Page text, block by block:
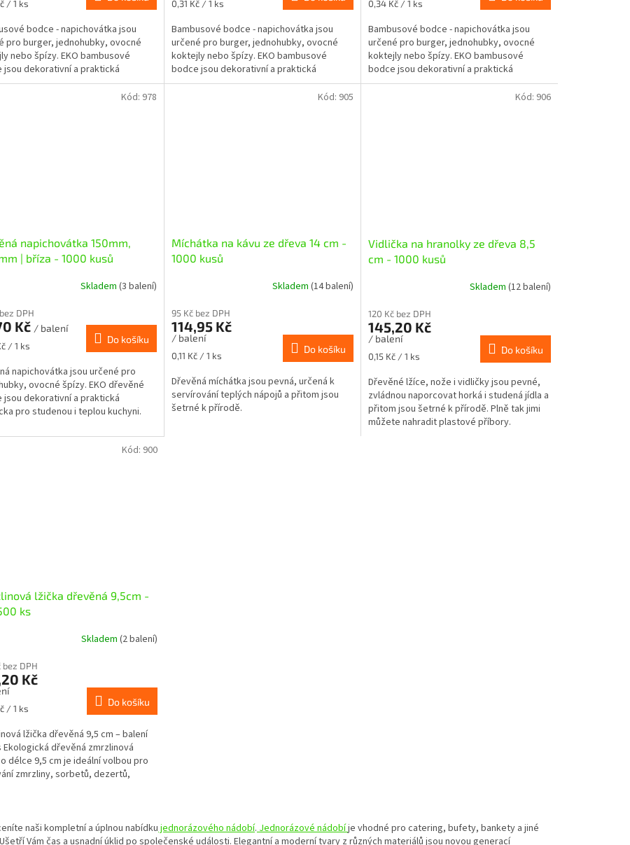
/ 1 ks
bodce - napichovátka jsou
pro burger, jednohubky, ovocné
nebo špízy. EKO bambusové
jsou dekorativní a praktická
pro studenou i teplou...
Měrná
0,31 Kč / 1 ks
Bambusové bodce - napichovátka jsou
určené pro burger, jednohubky, ovocné
koktejly nebo špízy. EKO bambusové
bodce jsou dekorativní a praktická
pomůcka pro studenou i teplou...
Měrná
0,34 Kč / 1 ks
Bambusové bodce - napichovátka jsou
určené pro burger, jednohubky, ovocné
koktejly nebo špízy. EKO bambusové
bodce jsou dekorativní a praktická
pomůcka pro studenou i teplou...
napichovátka 150mm,
| bříza - 1000 kusů
Skladem (3 balení)
DPH
Kč / balení
/ 1 ks
Do košíku
napichovátka jsou určené pro
ovocné špízy. EKO dřevěné
jsou dekorativní a praktická
pro studenou i teplou kuchyni.
Kód: 978
Míchátka na kávu ze dřeva 14 cm -
1000 kusů
Skladem (14 balení)
95 Kč bez DPH
114,95 Kč
/ balení
Měrná
0,11 Kč / 1 ks
Do košíku
Dřevěná míchátka jsou pevná, určená k
servírování teplých nápojů a přitom jsou
šetrné k přírodě.
Kód: 905
Vidlička na hranolky ze dřeva 8,5
cm - 1000 kusů
Skladem (12 balení)
120 Kč bez DPH
145,20 Kč
/ balení
Měrná
0,15 Kč / 1 ks
Do košíku
Dřevěné lžíce, nože i vidličky jsou pevné,
zvládnou naporcovat horká i studená jídla a
přitom jsou šetrné k přírodě. Plně tak jimi
můžete nahradit plastové příbory.
Kód: 906
lžička dřevěná 9,5cm -
ks
Skladem (2 balení)
bez DPH
Kč
/ 1 ks
Do košíku
lžička dřevěná 9,5 cm – balení
Ekologická dřevěná zmrzlinová
délce 9,5 cm je ideální volbou pro
zmrzliny, sorbetů, dezertů,
Kód: 900
l
naši kompletní a úplnou nabídku jednorázového nádobí. Jednorázové nádobíje vhodné pro catering, bufety, bankety a jiné
Vám čas a usnadní úklid po společenské události. Elegantní a moderní tvary z různých materiálů jsou novou generací